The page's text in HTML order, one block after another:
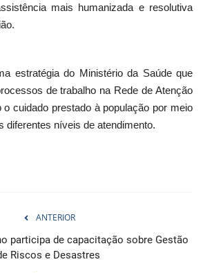
mais humanizada e resolutiva
estratégia do Ministério da Saúde que
de trabalho na Rede de Atenção
o cuidado prestado à população por meio
diferentes níveis de atendimento.
ANTERIOR
participa de capacitação sobre Gestão
Riscos e Desastres